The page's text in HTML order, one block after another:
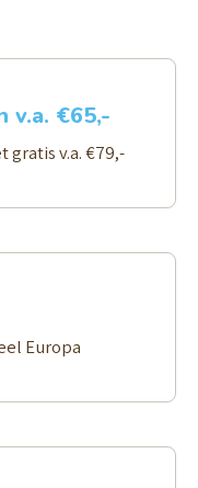
v.a. €65,-
gratis v.a. €79,-
Europa